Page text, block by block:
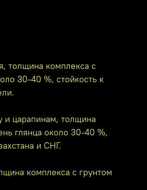
толщина комплекса с
30-40 %, стойкость к
и царапинам, толщина
глянца около 30-40 %,
и СНГ.
комплекса с грунтом